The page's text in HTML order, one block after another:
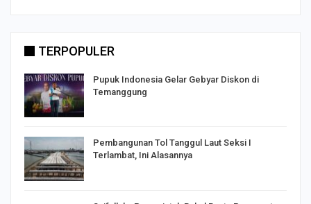
TERPOPULER
Pupuk Indonesia Gelar Gebyar Diskon di
Temanggung
Pembangunan Tol Tanggul Laut Seksi I
Terlambat, Ini Alasannya